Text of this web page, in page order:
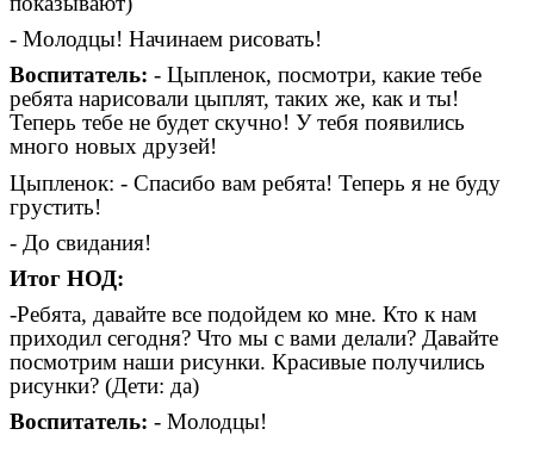
- Молодцы! Начинаем рисовать!
Воспитатель: - Цыпленок, посмотри, какие тебе
ребята нарисовали цыплят, таких же, как и ты!
Теперь тебе не будет скучно! У тебя появились
много новых друзей!
Цыпленок: - Спасибо вам ребята! Теперь я не буду
грустить!
- До свидания!
Итог НОД:
-Ребята, давайте все подойдем ко мне. Кто к нам
приходил сегодня? Что мы с вами делали? Давайте
посмотрим наши рисунки. Красивые получились
рисунки? (Дети: да)
Воспитатель: - Молодцы!